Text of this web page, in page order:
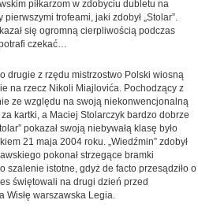
piłkarzom w zdobyciu dubletu na
trofeami, jaki zdobył „Stolar”.
się ogromną cierpliwością podczas
czekać…
drugie z rzędu mistrzostwo Polski wiosną
na rzecz Nikoli Miajlovića. Pochodzący z
ze względu na swoją niekonwencjonalną
kartki, a Maciej Stolarczyk bardzo dobrze
pokazał swoją niebywałą klasę było
21 maja 2004 roku. „Wiedźmin” zdobył
pokonał strzegące bramki
szalenie istotne, gdyż de facto przesądziło o
świętowali na drugi dzień przed
Wisłę warszawska Legia.